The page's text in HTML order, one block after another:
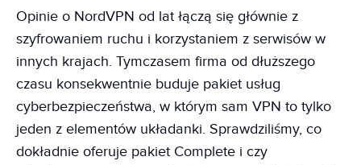
Opinie o NordVPN od lat łączą się głównie z
szyfrowaniem ruchu i korzystaniem z serwisów w
innych krajach. Tymczasem firma od dłuższego
czasu konsekwentnie buduje pakiet usług
cyberbezpieczeństwa, w którym sam VPN to tylko
jeden z elementów układanki. Sprawdziliśmy, co
dokładnie oferuje pakiet Complete i czy